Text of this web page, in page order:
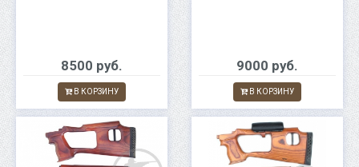
8500 руб.
В КОРЗИНУ
9000 руб.
В КОРЗИНУ